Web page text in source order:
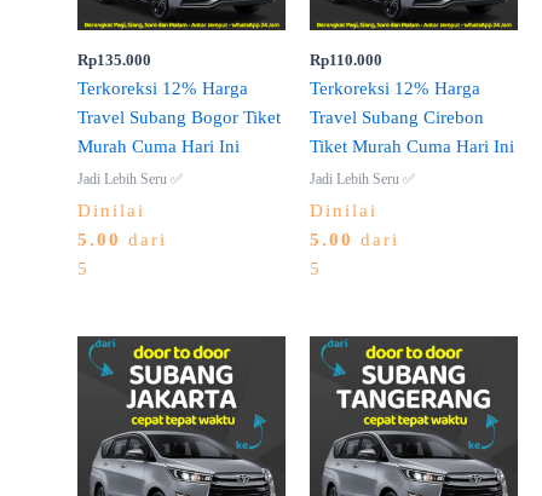
Rp135.000
Terkoreksi 12% Harga
Travel Subang Bogor Tiket
Murah Cuma Hari Ini
Jadi Lebih Seru ✅
Dinilai
5.00 dari
5
Rp110.000
Terkoreksi 12% Harga
Travel Subang Cirebon
Tiket Murah Cuma Hari Ini
Jadi Lebih Seru ✅
Dinilai
5.00 dari
5